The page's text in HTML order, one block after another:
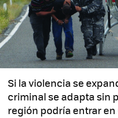
Si la violencia se
criminal se adapta sin
región podría entrar